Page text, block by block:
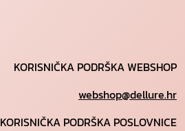
KORISNIČKA PODRŠKA WEBSHOP
webshop@dellure.hr
KORISNIČKA PODRŠKA POSLOVNICE